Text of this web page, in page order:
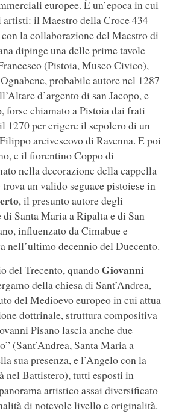
europee. È un’epoca in cui
artisti: il Maestro della Croce 434
la collaborazione del Maestro di
dipinge una delle prime tavole
(Pistoia, Museo Civico),
probabile autore nel 1287
d’argento di san Jacopo, e
forse chiamato a Pistoia dai frati
1270 per erigere il sepolcro di un
arcivescovo di Ravenna. E poi
e il fiorentino Coppo di
nella decorazione della cappella
trova un valido seguace pistoiese in
, il presunto autore degli
Santa Maria a Ripalta e di San
influenzato da Cimabue e
nell’ultimo decennio del Duecento.
del Trecento, quandoGiovanni
della chiesa di Sant’Andrea,
del Medioevo europeo in cui attua
dottrinale, struttura compositiva
Pisano lascia anche due
(Sant’Andrea, Santa Maria a
sua presenza, e l’Angelo con la
nel Battistero), tutti esposti in
artistico assai diversificato
di notevole livello e originalità.